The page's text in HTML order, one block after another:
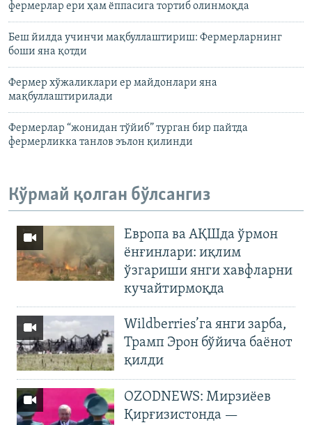
фермерлар ери ҳам ëппасига тортиб олинмоқда
Беш йилда учинчи мақбуллаштириш: Фермерларнинг
боши яна қотди
Фермер хўжаликлари ер майдонлари яна
мақбуллаштирилади
Фермерлар “жонидан тўйиб” турган бир пайтда
фермерликка танлов эълон қилинди
Кўрмай қолган бўлсангиз
Европа ва АҚШда ўрмон
ёнғинлари: иқлим
ўзгариши янги хавфларни
кучайтирмоқда
Wildberries’га янги зарба,
Трамп Эрон бўйича баёнот
қилди
OZODNEWS: Мирзиёев
Қирғизистонда —